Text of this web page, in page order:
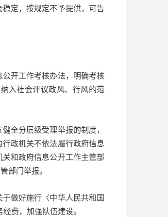
定，按规定不予提供，可告
开工作考核办法，明确考核
入社会评议政风、行风的范
全分层级受理举报的制度，
政机关不依法履行政府信息
和政府信息公开工作主管部
部门举报。
做好施行〈中华人民共和国
费，加强队伍建设。